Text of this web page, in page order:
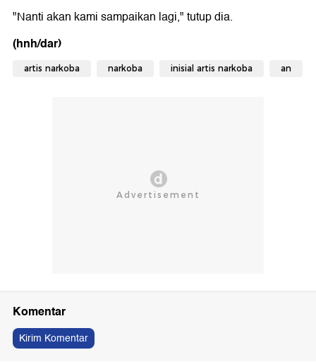
"Nanti akan kami sampaikan lagi," tutup dia.
(hnh/dar)
artis narkoba narkoba inisial artis narkoba an
Komentar
Kirim Komentar